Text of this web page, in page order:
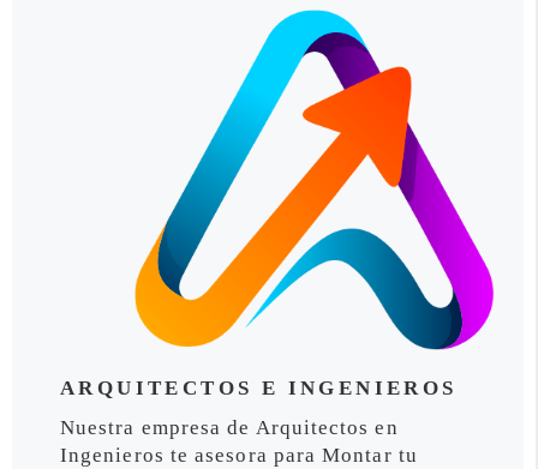
ARQUITECTOS E INGENIEROS
Nuestra empresa de Arquitectos en
Ingenieros te asesora para Montar tu